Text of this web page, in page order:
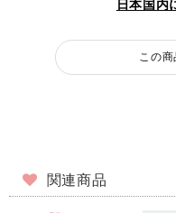
日本国内
この
関連商品